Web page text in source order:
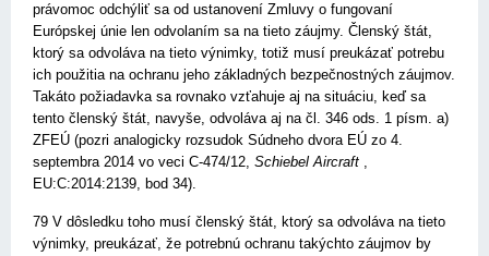
právomoc odchýliť sa od ustanovení Zmluvy o fungovaní
Európskej únie len odvolaním sa na tieto záujmy. Členský štát,
ktorý sa odvoláva na tieto výnimky, totiž musí preukázať potrebu
ich použitia na ochranu jeho základných bezpečnostných záujmov.
Takáto požiadavka sa rovnako vzťahuje aj na situáciu, keď sa
tento členský štát, navyše, odvoláva aj na čl. 346 ods. 1 písm. a)
ZFEÚ (pozri analogicky rozsudok Súdneho dvora EÚ zo 4.
septembra 2014 vo veci C-474/12, Schiebel Aircraft ,
EU:C:2014:2139, bod 34).
79 V dôsledku toho musí členský štát, ktorý sa odvoláva na tieto
výnimky, preukázať, že potrebnú ochranu takýchto záujmov by